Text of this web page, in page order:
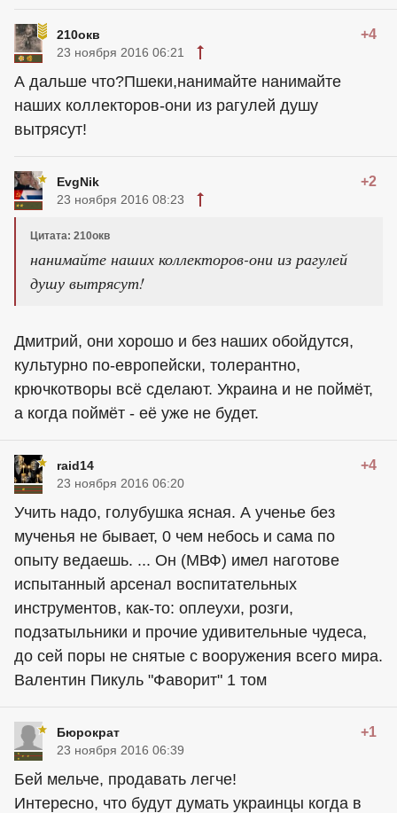
210окв +4
23 ноября 2016 06:21
А дальше что?Пшеки,нанимайте нанимайте
наших коллекторов-они из рагулей душу
вытрясут!
EvgNik +2
23 ноября 2016 08:23
Цитата: 210окв
нанимайте наших коллекторов-они из рагулей
душу вытрясут!
Дмитрий, они хорошо и без наших обойдутся,
культурно по-европейски, толерантно,
крючкотворы всё сделают. Украина и не поймёт,
а когда поймёт - её уже не будет.
raid14 +4
23 ноября 2016 06:20
Учить надо, голубушка ясная. А ученье без
мученья не бывает, 0 чем небось и сама по
опыту ведаешь. ... Он (МВФ) имел наготове
испытанный арсенал воспитательных
инструментов, как-то: оплеухи, розги,
подзатыльники и прочие удивительные чудеса,
до сей поры не снятые с вооружения всего мира.
Валентин Пикуль "Фаворит" 1 том
Бюрократ +1
23 ноября 2016 06:39
Бей мельче, продавать легче!
Интересно, что будут думать украинцы когда в